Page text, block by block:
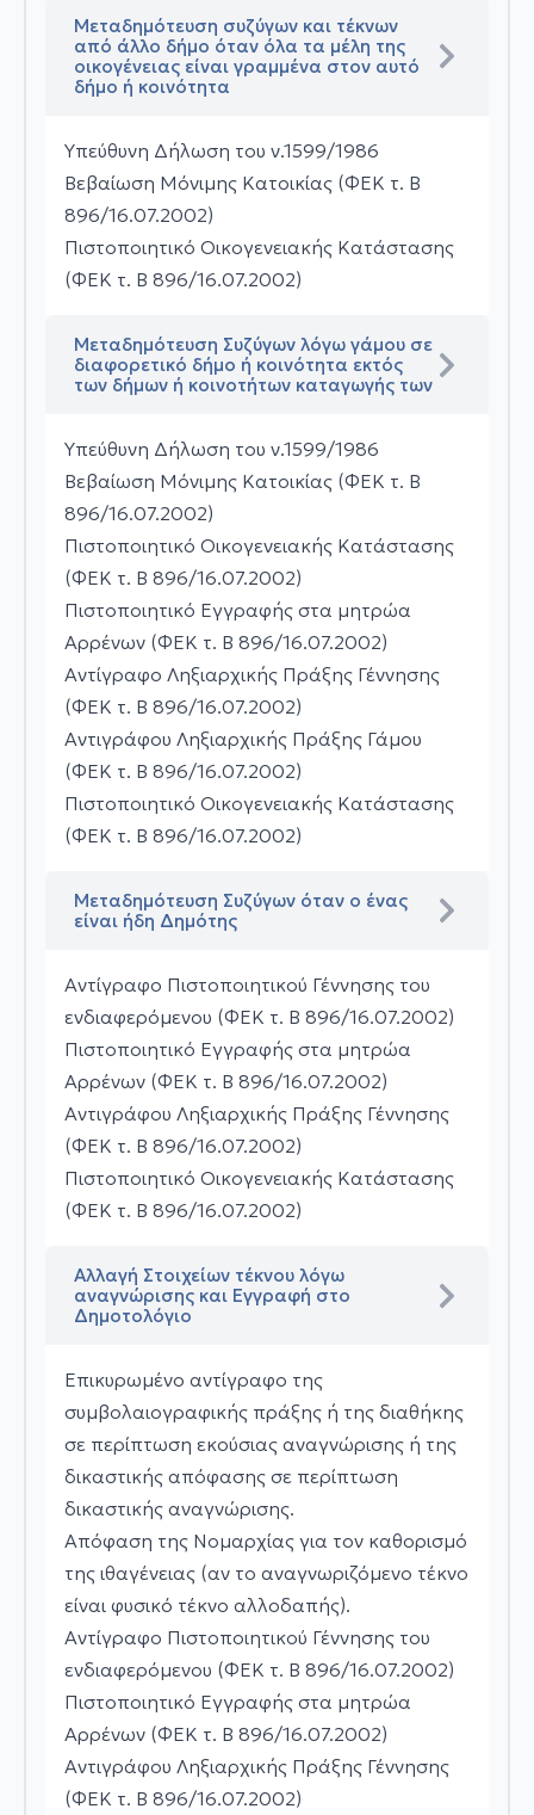
Μεταδημότευση συζύγων και τέκνων
από άλλο δήμο όταν όλα τα μέλη της
οικογένειας είναι γραμμένα στον αυτό
δήμο ή κοινότητα
Υπεύθυνη Δήλωση του ν.1599/1986
Βεβαίωση Μόνιμης Κατοικίας (ΦΕΚ τ. Β
896/16.07.2002)
Πιστοποιητικό Οικογενειακής Κατάστασης
(ΦΕΚ τ. Β 896/16.07.2002)
Μεταδημότευση Συζύγων λόγω γάμου σε
διαφορετικό δήμο ή κοινότητα εκτός
των δήμων ή κοινοτήτων καταγωγής των
Υπεύθυνη Δήλωση του ν.1599/1986
Βεβαίωση Μόνιμης Κατοικίας (ΦΕΚ τ. Β
896/16.07.2002)
Πιστοποιητικό Οικογενειακής Κατάστασης
(ΦΕΚ τ. Β 896/16.07.2002)
Πιστοποιητικό Εγγραφής στα μητρώα
Αρρένων (ΦΕΚ τ. Β 896/16.07.2002)
Αντίγραφο Ληξιαρχικής Πράξης Γέννησης
(ΦΕΚ τ. Β 896/16.07.2002)
Αντιγράφου Ληξιαρχικής Πράξης Γάμου
(ΦΕΚ τ. Β 896/16.07.2002)
Πιστοποιητικό Οικογενειακής Κατάστασης
(ΦΕΚ τ. Β 896/16.07.2002)
Μεταδημότευση Συζύγων όταν ο ένας
είναι ήδη Δημότης
Αντίγραφο Πιστοποιητικού Γέννησης του
ενδιαφερόμενου (ΦΕΚ τ. Β 896/16.07.2002)
Πιστοποιητικό Εγγραφής στα μητρώα
Αρρένων (ΦΕΚ τ. Β 896/16.07.2002)
Αντιγράφου Ληξιαρχικής Πράξης Γέννησης
(ΦΕΚ τ. Β 896/16.07.2002)
Πιστοποιητικό Οικογενειακής Κατάστασης
(ΦΕΚ τ. Β 896/16.07.2002)
Αλλαγή Στοιχείων τέκνου λόγω
αναγνώρισης και Εγγραφή στο
Δημοτολόγιο
Επικυρωμένο αντίγραφο της
συμβολαιογραφικής πράξης ή της διαθήκης
σε περίπτωση εκούσιας αναγνώρισης ή της
δικαστικής απόφασης σε περίπτωση
δικαστικής αναγνώρισης.
Απόφαση της Νομαρχίας για τον καθορισμό
της ιθαγένειας (αν το αναγνωριζόμενο τέκνο
είναι φυσικό τέκνο αλλοδαπής).
Αντίγραφο Πιστοποιητικού Γέννησης του
ενδιαφερόμενου (ΦΕΚ τ. Β 896/16.07.2002)
Πιστοποιητικό Εγγραφής στα μητρώα
Αρρένων (ΦΕΚ τ. Β 896/16.07.2002)
Αντιγράφου Ληξιαρχικής Πράξης Γέννησης
(ΦΕΚ τ. Β 896/16.07.2002)